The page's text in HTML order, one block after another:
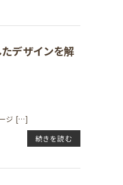
デザインを解
ージ […]
続きを読む